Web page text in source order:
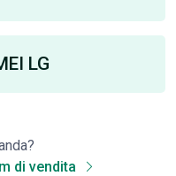
LG
di vendita